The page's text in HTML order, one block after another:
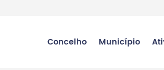
Concelho Município